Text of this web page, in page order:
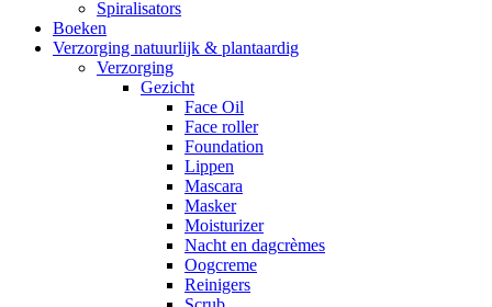
Spiralisators
Boeken
Verzorging natuurlijk & plantaardig
Verzorging
Gezicht
Face Oil
Face roller
Foundation
Lippen
Mascara
Masker
Moisturizer
Nacht en dagcrèmes
Oogcreme
Reinigers